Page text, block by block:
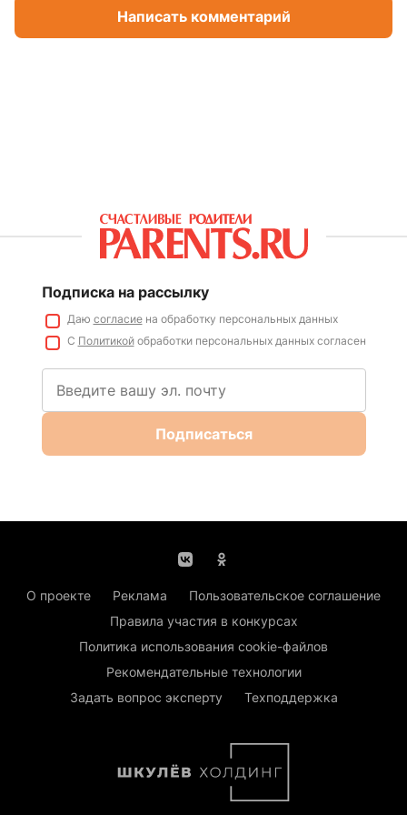
Написать комментарий
Подписка на рассылку
Даю согласиена обработку персональных данных
С Политикойобработки персональных данных согласен
Подписаться
О проекте Реклама
Пользовательское соглашение
Правила участия в конкурсах
Политика использования cookie-файлов
Рекомендательные технологии
Задать вопрос эксперту
Техподдержка